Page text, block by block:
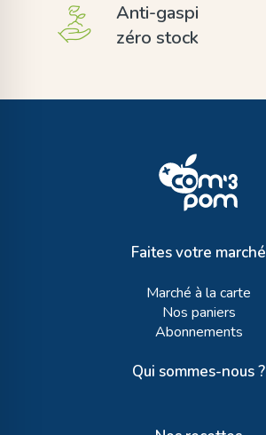
Anti-gaspi
zéro stock
Faites votre marché
Marché à la carte
Nos paniers
Abonnements
Qui sommes-nous ?